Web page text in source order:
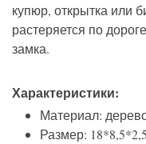
купюр, открытка или
растеряется по
замка.
Характеристики:
Материал:
Размер: